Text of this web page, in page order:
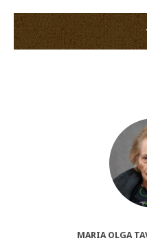
MARIA OLGA